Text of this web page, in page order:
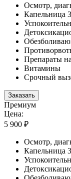
Осмотр,
Капельница
Препараты
Витамины
Срочный
Заказать
Премиум
Цена:
5 900 ₽
Осмотр,
Капельница